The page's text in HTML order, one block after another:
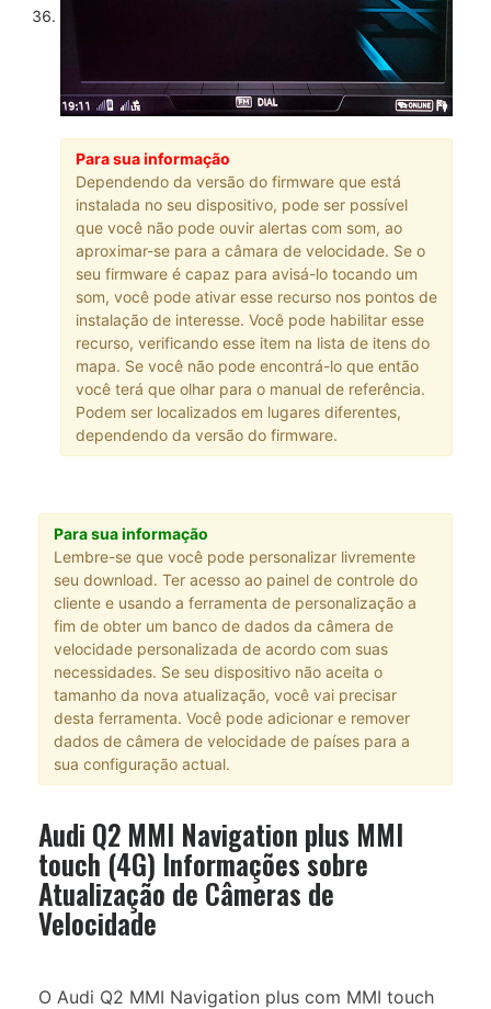
Para sua informação
Dependendo da versão do firmware que está
instalada no seu dispositivo, pode ser possível
que você não pode ouvir alertas com som, ao
aproximar-se para a câmara de velocidade. Se o
seu firmware é capaz para avisá-lo tocando um
som, você pode ativar esse recurso nos pontos de
instalação de interesse. Você pode habilitar esse
recurso, verificando esse item na lista de itens do
mapa. Se você não pode encontrá-lo que então
você terá que olhar para o manual de referência.
Podem ser localizados em lugares diferentes,
dependendo da versão do firmware.
Para sua informação
Lembre-se que você pode personalizar livremente
seu download. Ter acesso ao painel de controle do
cliente e usando a ferramenta de personalização a
fim de obter um banco de dados da câmera de
velocidade personalizada de acordo com suas
necessidades. Se seu dispositivo não aceita o
tamanho da nova atualização, você vai precisar
desta ferramenta. Você pode adicionar e remover
dados de câmera de velocidade de países para a
sua configuração actual.
Audi Q2 MMI Navigation plus MMI
touch (4G) Informações sobre
Atualização de Câmeras de
Velocidade
O Audi Q2 MMI Navigation plus com MMI touch